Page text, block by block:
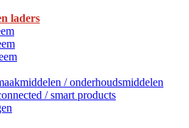
laders
/ onderhoudsmiddelen
/ smart products